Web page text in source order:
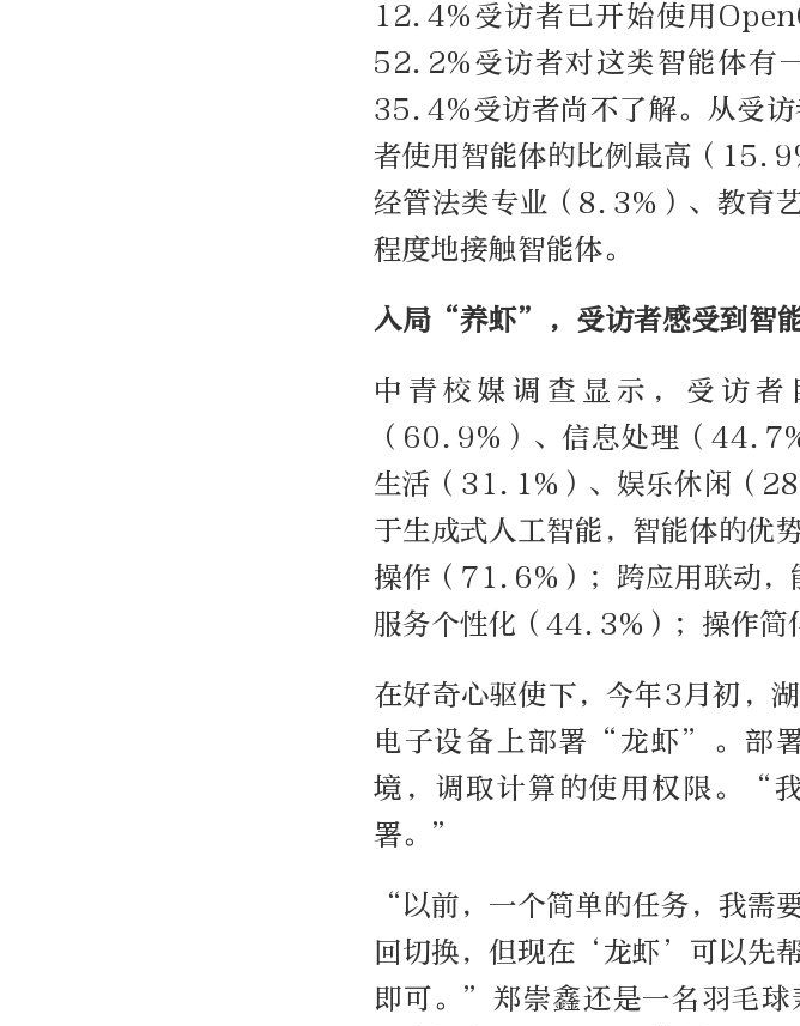
12.4%受访者已开始使用
52.2%受访者对这类智能体有
35.4%受访者尚不了解。从受
者使用智能体的比例最高（
经管法类专业（8.3%）、教育
程度地接触智能体。
入局“养虾”，受访者感受到智
中青校媒调查显示，受访
（60.9%）、信息处理（
生活（31.1%）、娱乐休闲（
于生成式人工智能，智能体的优
操作（71.6%）；跨应用联动，
服务个性化（44.3%）；操作简
在好奇心驱使下，今年3月初，
电子设备上部署“龙虾”。部
境，调取计算的使用权限。“
署。”
“以前，一个简单的任务，我需
回切换，但现在‘龙虾’可以先
即可。”郑崇鑫还是一名羽毛球